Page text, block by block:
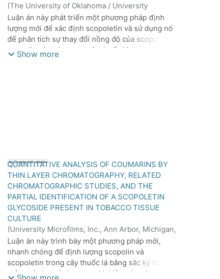
(The University of Oklahoma / University
Microfilms, Inc.,1965) Virgil Arthur Thiesfeld
Luận án này phát triển một phương pháp định
lượng mới để xác định scopoletin và sử dụng nó
để phân tích sự thay đổi nồng độ của scopoletin,
scopolin và rutin trong cây thuốc lá được xử lý
bằng chất điều hòa sinh trưởng 2,4-D. Kết quả
Show more
No Thumbnail Available
QUANTITATIVE ANALYSIS OF COUMARINS BY
THIN LAYER CHROMATOGRAPHY, RELATED
CHROMATOGRAPHIC STUDIES, AND THE
PARTIAL IDENTIFICATION OF A SCOPOLETIN
GLYCOSIDE PRESENT IN TOBACCO TISSUE
CULTURE
(University Microfilms, Inc., Ann Arbor, Michigan,
1967 )Bruce Conrad Winkler
Luận án này trình bày một phương pháp mới,
nhanh chóng để định lượng scopolin và
scopoletin trong cây thuốc lá bằng sắc ký lớp
mỏng và đo huỳnh quang. Nghiên cứu cũng theo